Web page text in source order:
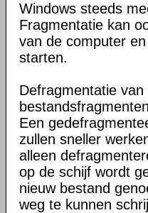
Windows steeds
Fragmentatie kan
van de computer
starten.
Defragmentatie
Een
zullen sneller
alleen
op de schijf wordt
nieuw bestand
weg te kunnen